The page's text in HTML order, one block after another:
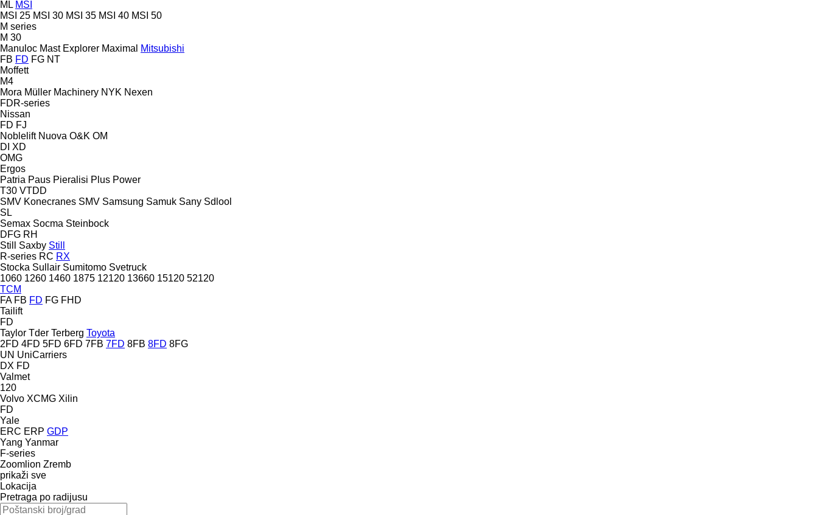
ML MSI
MSI 25 MSI 30 MSI 35 MSI 40 MSI 50
M series
M 30
Manuloc Mast Explorer Maximal
Mitsubishi
FB FD FG NT
Moffett
M4
Mora Müller Machinery NYK Nexen
FDR-series
Nissan
FD FJ
Noblelift Nuova O&K OM
DI XD
OMG
Ergos
Patria Paus Pieralisi Plus Power
T30 VTDD
SMV Konecranes SMV Samsung Samuk Sany Sdlool
SL
Semax Socma Steinbock
DFG RH
Still Saxby Still
R-series RC RX
Stocka Sullair Sumitomo Svetruck
1060 1260 1460 1875 12120 13660 15120 52120
TCM
FA FB FD FG FHD
Tailift
FD
Taylor Tder Terberg Toyota
2FD 4FD 5FD 6FD 7FB 7FD 8FB 8FD 8FG
UN UniCarriers
DX FD
Valmet
120
Volvo XCMG Xilin
FD
Yale
ERC ERP GDP
Yang Yanmar
F-series
Zoomlion Zremb
prikaži sve
Lokacija
Pretraga po radijusu